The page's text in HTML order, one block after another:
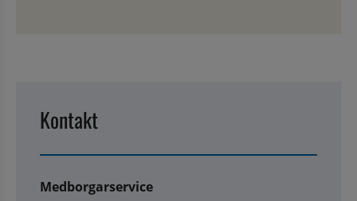
Kontakt
Medborgarservice